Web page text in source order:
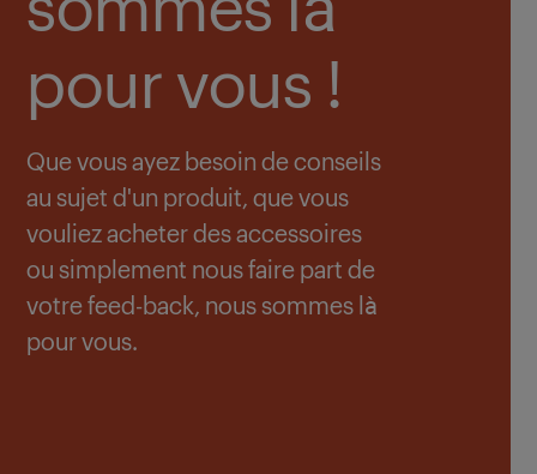
pour vous !
Que vous ayez besoin de conseils
au sujet d'un produit, que vous
vouliez acheter des accessoires
ou simplement nous faire part de
votre feed-back, nous sommes là
pour vous.